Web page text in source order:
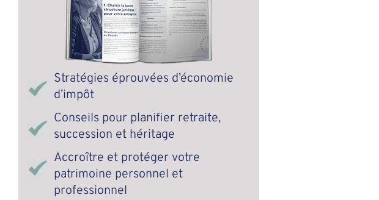
Stratégies éprouvées d’économie
d’impôt
Conseils pour planifier retraite,
succession et héritage
Accroître et protéger votre
patrimoine personnel et
professionnel